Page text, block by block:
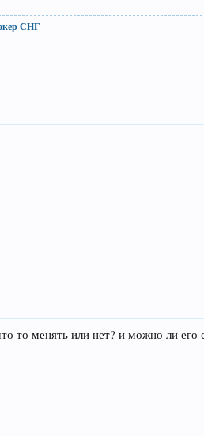
СНГ
то менять или нет? и можно ли его